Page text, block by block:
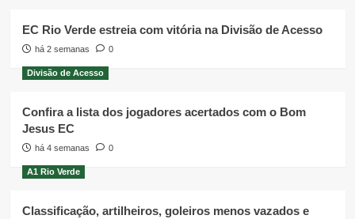
EC Rio Verde estreia com vitória na Divisão de Acesso
há 2 semanas 0
Divisão de Acesso
Confira a lista dos jogadores acertados com o Bom
Jesus EC
há 4 semanas 0
A1 Rio Verde
Classificação, artilheiros, goleiros menos vazados e